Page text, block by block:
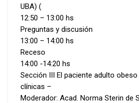
UBA) (
12:50 – 13:00 hs
Preguntas y discusión
13:00 – 14:00 hs
Receso
14:00 -14:20 hs
Sección III El paciente adulto
clínicas –
Moderador: Acad. Norma Sterin de